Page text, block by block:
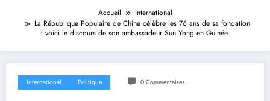
Accueil
International
La République Populaire de Chine célèbre les 76 ans de sa fondation
: voici le discours de son ambassadeur Sun Yong en Guinée.
International Politique 0 Commentaires